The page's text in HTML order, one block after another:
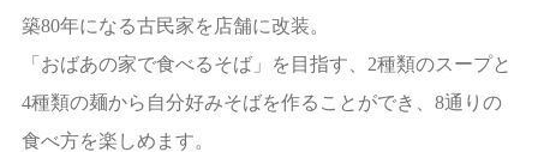
築80年になる古民家を店舗に改装。
「おばあの家で食べるそば」を目指す、2種類のスープと
4種類の麺から自分好みそばを作ることができ、8通りの
食べ方を楽しめます。